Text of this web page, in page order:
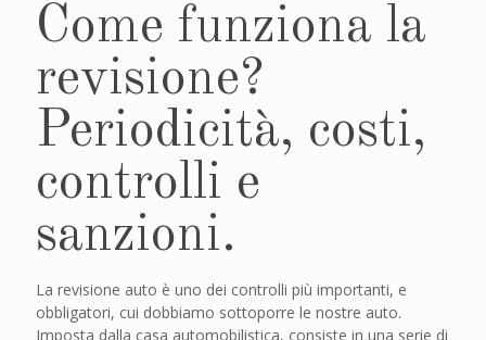
Come funziona la
revisione?
Periodicità, costi,
controlli e
sanzioni.
La revisione auto è uno dei controlli più importanti, e
obbligatori, cui dobbiamo sottoporre le nostre auto.
Imposta dalla casa automobilistica, consiste in una serie di